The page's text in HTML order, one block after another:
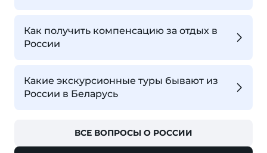
Как получить компенсацию за отдых в
России
Какие экскурсионные туры бывают из
России в Беларусь
ВСЕ ВОПРОСЫ О РОССИИ